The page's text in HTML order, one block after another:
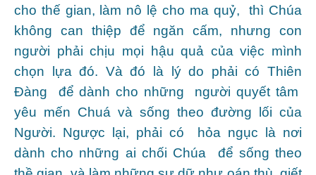
cho thế gian, làm nô lệ cho ma quỷ, thì Chúa
không can thiệp để ngăn cấm, nhưng con
người phải chịu mọi hậu quả của việc mình
chọn lựa đó. Và đó là lý do phải có Thiên
Đàng để dành cho những người quyết tâm
yêu mến Chuá và sống theo đường lối của
Người. Ngược lại, phải có hỏa ngục là nơi
dành cho những ai chối Chúa để sống theo